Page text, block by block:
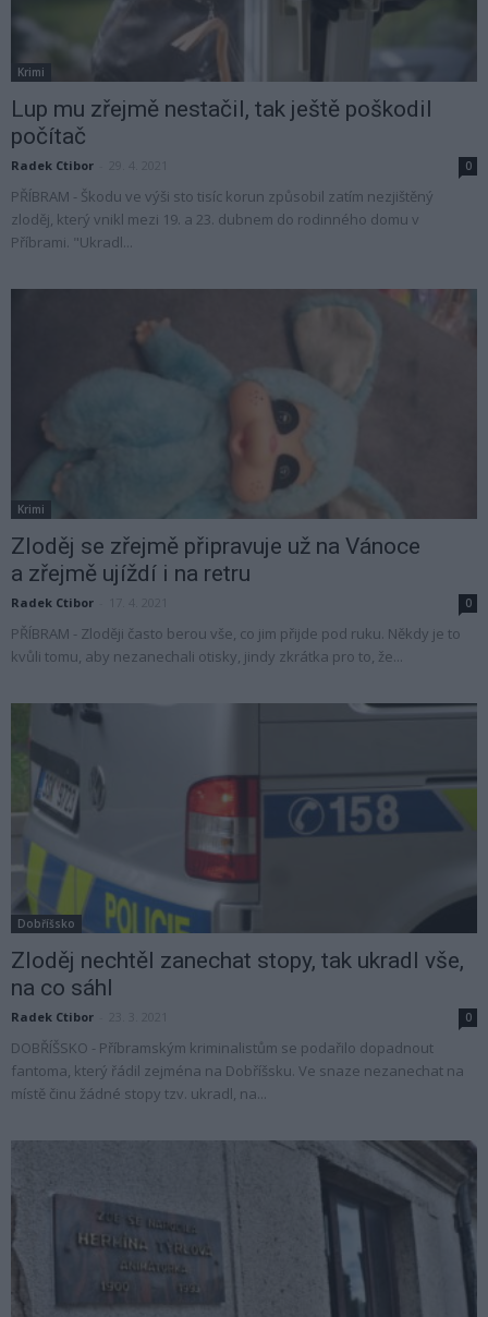
Krimi
Lup mu zřejmě nestačil, tak ještě poškodil
počítač
Radek Ctibor 0
PŘÍBRAM - Škodu ve výši sto tisíc korun způsobil zatím nezjištěný
zloděj, který vnikl mezi 19. a 23. dubnem do rodinného domu v
Příbrami. "Ukradl...
Krimi
Zloděj se zřejmě připravuje už na Vánoce
a zřejmě ujíždí i na retru
Radek Ctibor 0
PŘÍBRAM - Zloději často berou vše, co jim přijde pod ruku. Někdy je to
kvůli tomu, aby nezanechali otisky, jindy zkrátka pro to, že...
Dobříšsko
Zloděj nechtěl zanechat stopy, tak ukradl vše,
na co sáhl
Radek Ctibor 0
DOBŘÍŠSKO - Příbramským kriminalistům se podařilo dopadnout
fantoma, který řádil zejména na Dobříšsku. Ve snaze nezanechat na
místě činu žádné stopy tzv. ukradl, na...